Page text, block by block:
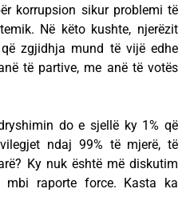
korrupsion sikur problemi të
Në këto kushte, njerëzit
zgjidhja mund të vijë edhe
të partive, me anë të votës
do e sjellë ky 1% që
ndaj 99% të mjerë, të
Ky nuk është më diskutim
raporte force. Kasta ka